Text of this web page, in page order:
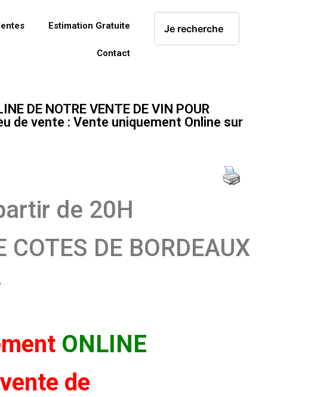
Estimation Gratuite
Contact
DE NOTRE VENTE DE VIN POUR
de vente : Vente uniquement Online sur
de 20H
DE BORDEAUX
ONLINE
de